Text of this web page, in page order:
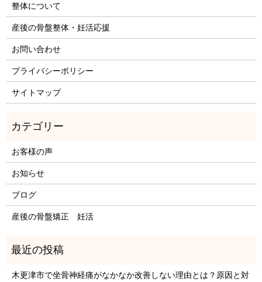
整体について
産後の骨盤整体・妊活応援
お問い合わせ
プライバシーポリシー
サイトマップ
お客様の声
お知らせ
ブログ
産後の骨盤矯正 妊活
木更津市で坐骨神経痛がなかなか改善しない理由とは？原因と対